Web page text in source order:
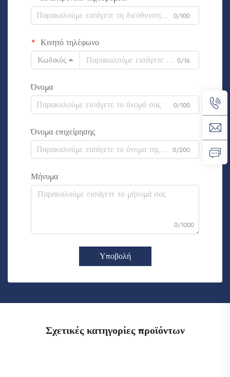
0/100
Κινητό τηλέφωνο
Κωδικός
0/16
Όνομα
0/100
Όνομα επιχείρησης
0/200
Μήνυμα
0/1000
Υποβολή
Σχετικές κατηγορίες προϊόντων